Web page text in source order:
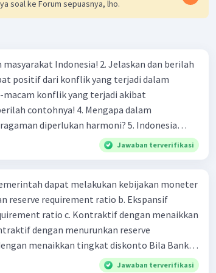
soal ke Forum sepuasnya, lho.
2. Jelaskan dan berilah
positif dari konflik yang terjadi dalam
4. Mengapa dalam
diperlukan harmoni? 5. Indonesia
keberagaman baik dilihat dari agama, suku,
pernyataan tersebut, apa yang dapat
Jawaban terverifikasi
dapat melakukan kebijakan moneter
reserve requirement ratio b. Ekspansif
ratio c. Kontraktif dengan menaikkan
dengan menurunkan reserve
menaikkan tingkat diskonto Bila Bank
ekspansif, ceteris paribus maka .... a.
Jawaban terverifikasi